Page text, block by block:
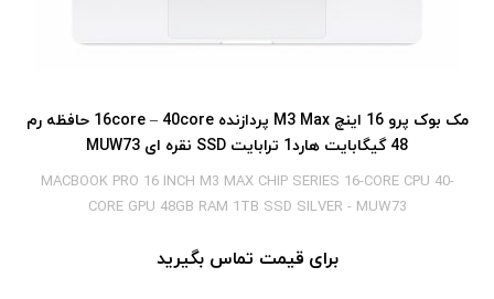
مک بوک پرو 16 اینچ M3 Max پردازنده 16core – 40core حافظه رم
48 گیگابایت هارد1 ترابایت SSD نقره ای MUW73
MACBOOK PRO 16 INCH M3 MAX CHIP SERIES 16-CORE CPU 40-
CORE GPU 48GB RAM 1TB SSD SILVER - MUW73
برای قیمت تماس بگیرید